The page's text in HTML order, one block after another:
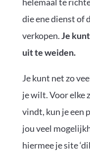
die ene dienst of
verkopen.Je
uit te weiden.
Je kunt net zo
je wilt. Voor elke
vindt, kun je een
jou veel
hiermee je site